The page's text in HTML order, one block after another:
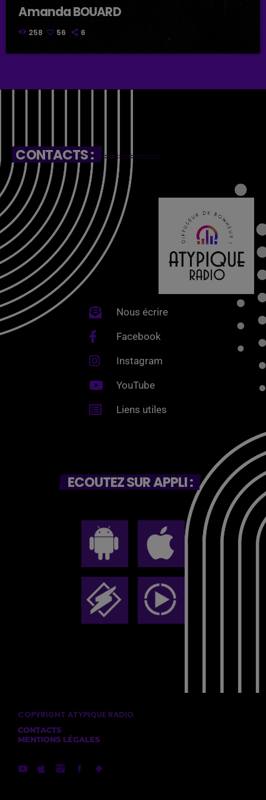
Amanda BOUARD
258 56 6
CONTACTS :
Nous écrire
Facebook
Instagram
YouTube
Liens utiles
ECOUTEZ SUR APPLI :
COPYRIGHT ATYPIQUE RADIO
CONTACTS
MENTIONS LÉGALES